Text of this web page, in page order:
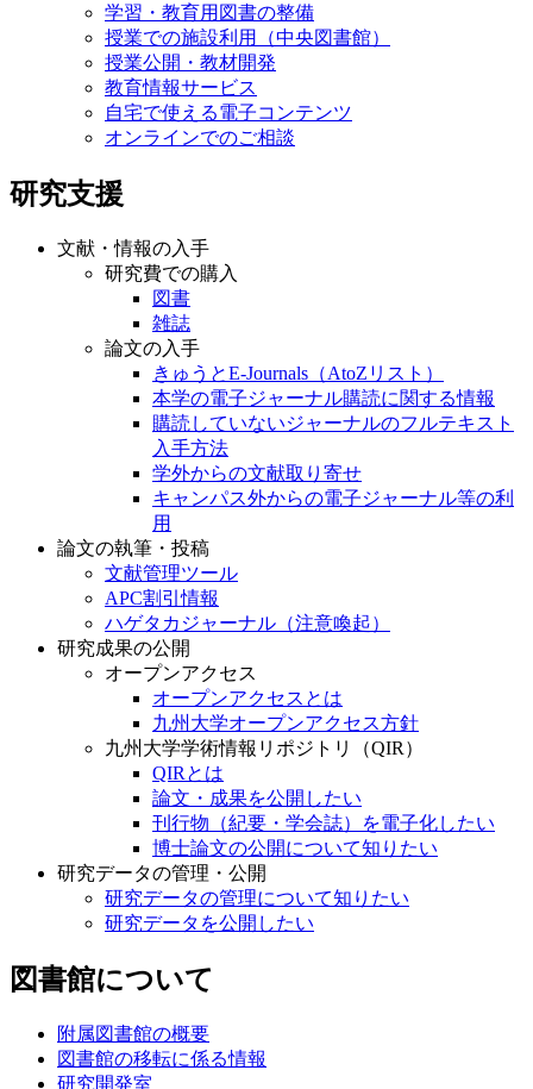
学習・教育用図書の整備
授業での施設利用（中央図書館）
授業公開・教材開発
教育情報サービス
自宅で使える電子コンテンツ
オンラインでのご相談
研究支援
文献・情報の入手
研究費での購入
図書
雑誌
論文の入手
きゅうとE-Journals（AtoZリスト）
本学の電子ジャーナル購読に関する情報
購読していないジャーナルのフルテキスト
入手方法
学外からの文献取り寄せ
キャンパス外からの電子ジャーナル等の利
用
論文の執筆・投稿
文献管理ツール
APC割引情報
ハゲタカジャーナル（注意喚起）
研究成果の公開
オープンアクセス
オープンアクセスとは
九州大学オープンアクセス方針
九州大学学術情報リポジトリ（QIR）
QIRとは
論文・成果を公開したい
刊行物（紀要・学会誌）を電子化したい
博士論文の公開について知りたい
研究データの管理・公開
研究データの管理について知りたい
研究データを公開したい
図書館について
附属図書館の概要
図書館の移転に係る情報
研究開発室